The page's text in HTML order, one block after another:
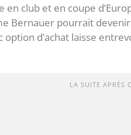
en club et en coupe
Bernauer pourrait
option d’achat laisse
LA SUITE APRÈS